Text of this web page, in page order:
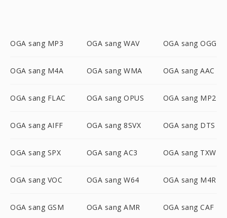
OGA sang MP3 OGA sang WAV OGA sang OGG
OGA sang M4A OGA sang WMA OGA sang AAC
OGA sang FLAC OGA sang OPUS OGA sang MP2
OGA sang AIFF OGA sang 8SVX OGA sang DTS
OGA sang SPX OGA sang AC3 OGA sang TXW
OGA sang VOC OGA sang W64 OGA sang M4R
OGA sang GSM OGA sang AMR OGA sang CAF